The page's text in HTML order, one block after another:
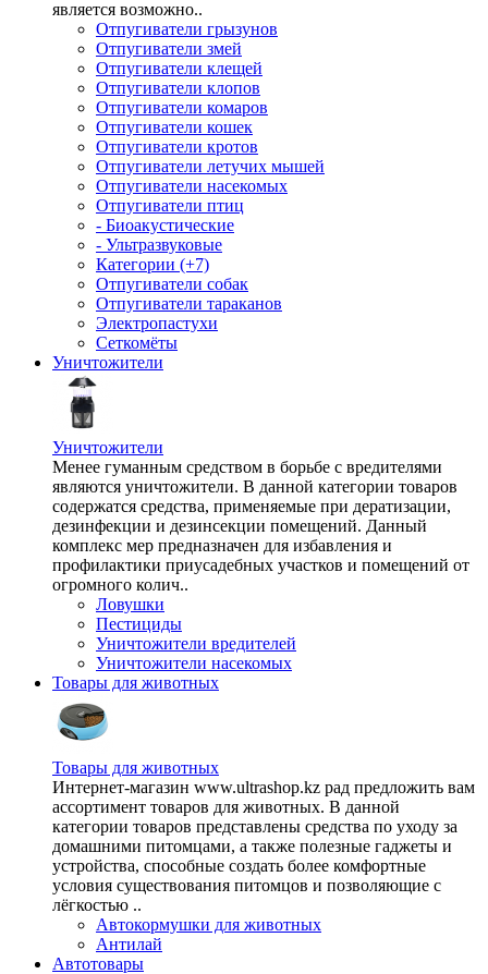
является возможно..
Отпугиватели грызунов
Отпугиватели змей
Отпугиватели клещей
Отпугиватели клопов
Отпугиватели комаров
Отпугиватели кошек
Отпугиватели кротов
Отпугиватели летучих мышей
Отпугиватели насекомых
Отпугиватели птиц
- Биоакустические
- Ультразвуковые
Категории (+7)
Отпугиватели собак
Отпугиватели тараканов
Электропастухи
Сеткомёты
Уничтожители
Уничтожители
Менее гуманным средством в борьбе с вредителями
являются уничтожители. В данной категории товаров
содержатся средства, применяемые при дератизации,
дезинфекции и дезинсекции помещений. Данный
комплекс мер предназначен для избавления и
профилактики приусадебных участков и помещений от
огромного колич..
Ловушки
Пестициды
Уничтожители вредителей
Уничтожители насекомых
Товары для животных
Товары для животных
Интернет-магазин www.ultrashop.kz рад предложить вам
ассортимент товаров для животных. В данной
категории товаров представлены средства по уходу за
домашними питомцами, а также полезные гаджеты и
устройства, способные создать более комфортные
условия существования питомцов и позволяющие с
лёгкостью ..
Автокормушки для животных
Антилай
Автотовары